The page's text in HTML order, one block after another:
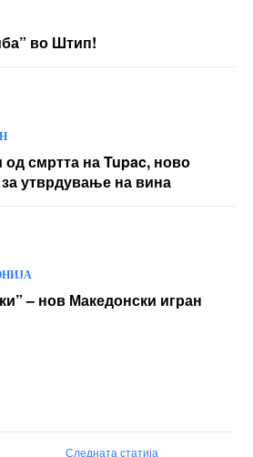
во Штип!
од смртта на Tupac, ново
утврдување на вина
– нов Македонски игран
Следната статија